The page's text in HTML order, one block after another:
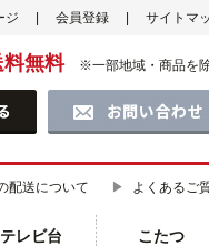
ジ 会員登録 サイトマ
無料 ※一部地域・商品を
配送について よくあるご
テレビ台 こたつ